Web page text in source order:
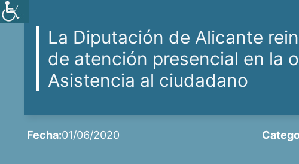
La Diputación de Alicante
de atención presencial en la
Asistencia al ciudadano
Fecha:01/06/2020